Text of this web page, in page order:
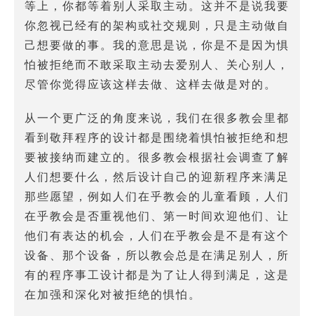
等上，你都等着别人采取主动。这并不是说我要
你忽视已经有的架构或社交规则，只是主动做自
己想要做的事。我的意思是说，你是不是因为惧
怕被拒绝而不敢采取主动去爱别人、关心别人，
尽管你觉得应该这样去做、这样去做是对的。
从一个更广泛的角度来说，我们在很多教会里都
看到敬拜程序的设计都是围绕着惧怕被拒绝和想
要被接纳而建立的。很多教会根据社会调查了解
人们想要什么，然后设计自己的迎新程序来满足
那些愿望，例如人们在乎教会的儿童看顾，人们
在乎教会是否重视他们、第一时间欢迎他们、让
他们有表达的机会，人们在乎教会是不是有这个
设备、那个设备，所以教会总是在满足别人，所
有的程序事工设计都是为了让人得到满足，这是
在加强和深化对被拒绝的惧怕。